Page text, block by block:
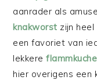
aanrader als
knakworst zijn
een favoriet van
lekkere
hier overigens een